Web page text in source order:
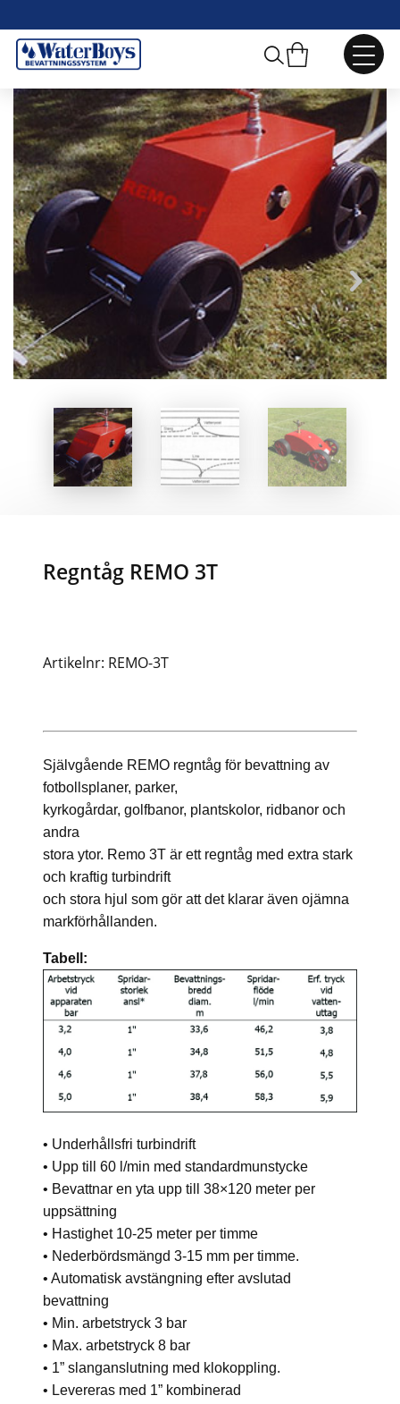
Webbshop / Pop-up, Regntåg
Regntåg REMO 3T
Artikelnr: REMO-3T
Självgående REMO regntåg för bevattning av
fotbollsplaner, parker,
kyrkogårdar, golfbanor, plantskolor, ridbanor och
andra
stora ytor. Remo 3T är ett regntåg med extra stark
och kraftig turbindrift
och stora hjul som gör att det klarar även ojämna
markförhållanden.
Tabell:
• Underhållsfri turbindrift
• Upp till 60 l/min med standardmunstycke
• Bevattnar en yta upp till 38×120 meter per
uppsättning
• Hastighet 10-25 meter per timme
• Nederbördsmängd 3-15 mm per timme.
• Automatisk avstängning efter avslutad
bevattning
• Min. arbetstryck 3 bar
• Max. arbetstryck 8 bar
• 1” slanganslutning med klokoppling.
• Levereras med 1” kombinerad